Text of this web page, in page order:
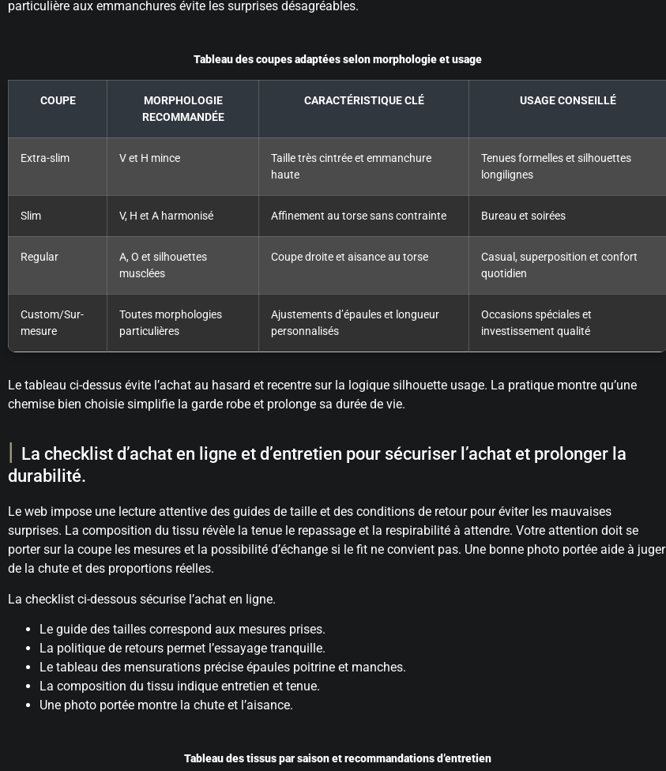
particulière aux emmanchures évite les surprises désagréables.
Tableau des coupes adaptées selon morphologie et usage
COUPE
MORPHOLOGIE
RECOMMANDÉE
CARACTÉRISTIQUE CLÉ USAGE CONSEILLÉ
Extra-slim V et H mince
Taille très cintrée et emmanchure
haute
Tenues formelles et silhouettes
longilignes
Slim V, H et A harmonisé Affinement au torse sans contrainte Bureau et soirées
Regular
A, O et silhouettes
musclées
Coupe droite et aisance au torse
Casual, superposition et confort
quotidien
Custom/Sur-
mesure
Toutes morphologies
particulières
Ajustements d’épaules et longueur
personnalisés
Occasions spéciales et
investissement qualité
Le tableau ci-dessus évite l’achat au hasard et recentre sur la logique silhouette usage. La pratique montre qu’une
chemise bien choisie simplifie la garde robe et prolonge sa durée de vie.
La checklist d’achat en ligne et d’entretien pour sécuriser l’achat et prolonger la
durabilité.
Le web impose une lecture attentive des guides de taille et des conditions de retour pour éviter les mauvaises
surprises. La composition du tissu révèle la tenue le repassage et la respirabilité à attendre. Votre attention doit se
porter sur la coupe les mesures et la possibilité d’échange si le fit ne convient pas. Une bonne photo portée aide à juger
de la chute et des proportions réelles.
La checklist ci-dessous sécurise l’achat en ligne.
Le guide des tailles correspond aux mesures prises.
La politique de retours permet l’essayage tranquille.
Le tableau des mensurations précise épaules poitrine et manches.
La composition du tissu indique entretien et tenue.
Une photo portée montre la chute et l’aisance.
Tableau des tissus par saison et recommandations d’entretien